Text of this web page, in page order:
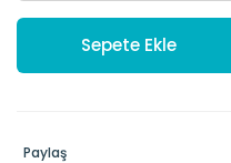
Sepete Ekle
Paylaş